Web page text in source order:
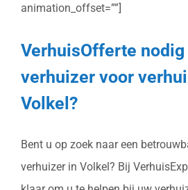
animation_offset=””]
VerhuisOfferte nodig
verhuizer voor
Volkel?
Bent u op zoek naar een
verhuizer in Volkel? Bij